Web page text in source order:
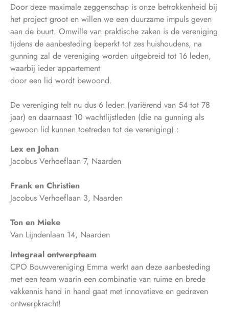
Door deze maximale zeggenschap is onze betrokkenheid bij
het project groot en willen we een duurzame impuls geven
aan de buurt. Omwille van praktische zaken is de vereniging
tijdens de aanbesteding beperkt tot zes huishoudens, na
gunning zal de vereniging worden uitgebreid tot 16 leden,
waarbij ieder appartement
door een lid wordt bewoond.
De vereniging telt nu dus 6 leden (variërend van 54 tot 78
jaar) en daarnaast 10 wachtlijstleden (die na gunning als
gewoon lid kunnen toetreden tot de vereniging).:
Lex en Johan
Jacobus Verhoeflaan 7, Naarden
Frank en Christien
Jacobus Verhoeflaan 3, Naarden
Ton en Mieke
Van Lijndenlaan 14, Naarden
Integraal ontwerpteam
CPO Bouwvereniging Emma werkt aan deze aanbesteding
met een team waarin een combinatie van ruime en brede
vakkennis hand in hand gaat met innovatieve en gedreven
ontwerpkracht!